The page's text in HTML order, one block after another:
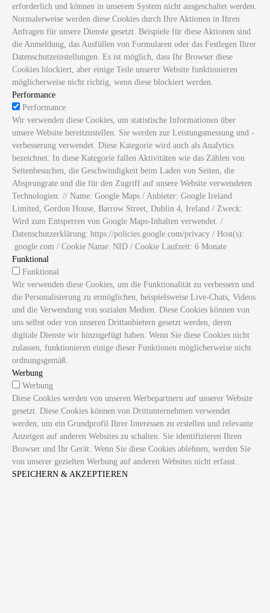
erforderlich und können in unserem System nicht ausgeschaltet werden.
Normalerweise werden diese Cookies durch Ihre Aktionen in Ihren
Anfragen für unsere Dienste gesetzt. Beispiele für diese Aktionen sind
die Anmeldung, das Ausfüllen von Formularen oder das Festlegen Ihrer
Datenschutzeinstellungen. Es ist möglich, dass Ihr Browser diese
Cookies blockiert, aber einige Teile unserer Website funktionieren
möglicherweise nicht richtig, wenn diese blockiert werden.
Performance
Performance
Wir verwenden diese Cookies, um statistische Informationen über
unsere Website bereitzustellen. Sie werden zur Leistungsmessung und -
verbesserung verwendet. Diese Kategorie wird auch als Analytics
bezeichnet. In diese Kategorie fallen Aktivitäten wie das Zählen von
Seitenbesuchen, die Geschwindigkeit beim Laden von Seiten, die
Absprungrate und die für den Zugriff auf unsere Website verwendeten
Technologien. // Name: Google Maps / Anbieter: Google Ireland
Limited, Gordon House, Barrow Street, Dublin 4, Ireland / Zweck:
Wird zum Entsperren von Google Maps-Inhalten verwendet. /
Datenschutzerklärung: https://policies.google.com/privacy / Host(s):
.google.com / Cookie Name: NID / Cookie Laufzeit: 6 Monate
Funktional
Funktional
Wir verwenden diese Cookies, um die Funktionalität zu verbessern und
die Personalisierung zu ermöglichen, beispielsweise Live-Chats, Videos
und die Verwendung von sozialen Medien. Diese Cookies können von
uns selbst oder von unseren Drittanbietern gesetzt werden, deren
digitale Dienste wir hinzugefügt haben. Wenn Sie diese Cookies nicht
zulassen, funktionieren einige dieser Funktionen möglicherweise nicht
ordnungsgemäß.
Werbung
Werbung
Diese Cookies werden von unseren Werbepartnern auf unserer Website
gesetzt. Diese Cookies können von Drittunternehmen verwendet
werden, um ein Grundprofil Ihrer Interessen zu erstellen und relevante
Anzeigen auf anderen Websites zu schalten. Sie identifizieren Ihren
Browser und Ihr Gerät. Wenn Sie diese Cookies ablehnen, werden Sie
von unserer gezielten Werbung auf anderen Websites nicht erfasst.
SPEICHERN & AKZEPTIEREN